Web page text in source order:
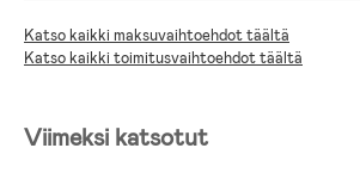
Katso kaikki maksuvaihtoehdot täältä
Katso kaikki toimitusvaihtoehdot täältä
Viimeksi katsotut